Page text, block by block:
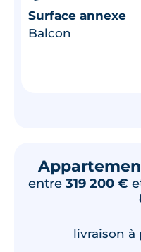
Surface annexe
Balcon
entre 319 200 €
livraison à